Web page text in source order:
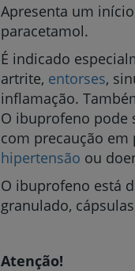
My
CUF
Para
Apresenta um
paracetamol.
É indicado
artrite, entorses,
inflamação.
O ibuprofeno pode
com precaução em
hipertensão ou
O ibuprofeno está
granulado,
Atenção!